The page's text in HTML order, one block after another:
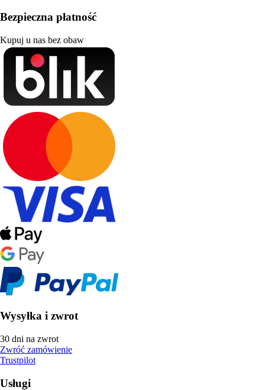
Bezpieczna płatność
Kupuj u nas bez obaw
Wysyłka i zwrot
30 dni na zwrot
Zwróć zamówienie
Trustpilot
Usługi